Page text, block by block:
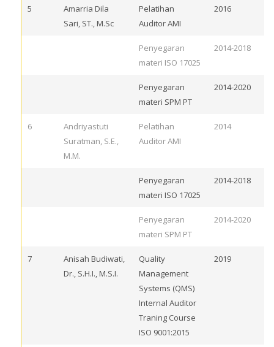
5
Amarria Dila
Sari, ST., M.Sc
Pelatihan
Auditor AMI
2016
Penyegaran
materi ISO 17025
2014-2018
Penyegaran
materi SPM PT
2014-2020
6
Andriyastuti
Suratman, S.E.,
M.M.
Pelatihan
Auditor AMI
2014
Penyegaran
materi ISO 17025
2014-2018
Penyegaran
materi SPM PT
2014-2020
7
Anisah Budiwati,
Dr., S.H.I., M.S.I.
Quality
Management
Systems (QMS)
Internal Auditor
Traning Course
ISO 9001:2015
2019